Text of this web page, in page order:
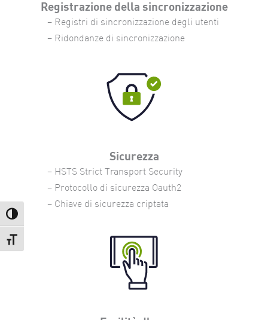
Attiva/disattiva alto contrasto
Attiva/disattiva dimensione testo
Registrazione della sincronizzazione
– Registri di sincronizzazione degli utenti
– Ridondanze di sincronizzazione
Sicurezza
– HSTS Strict Transport Security
– Protocollo di sicurezza Oauth2
– Chiave di sicurezza criptata